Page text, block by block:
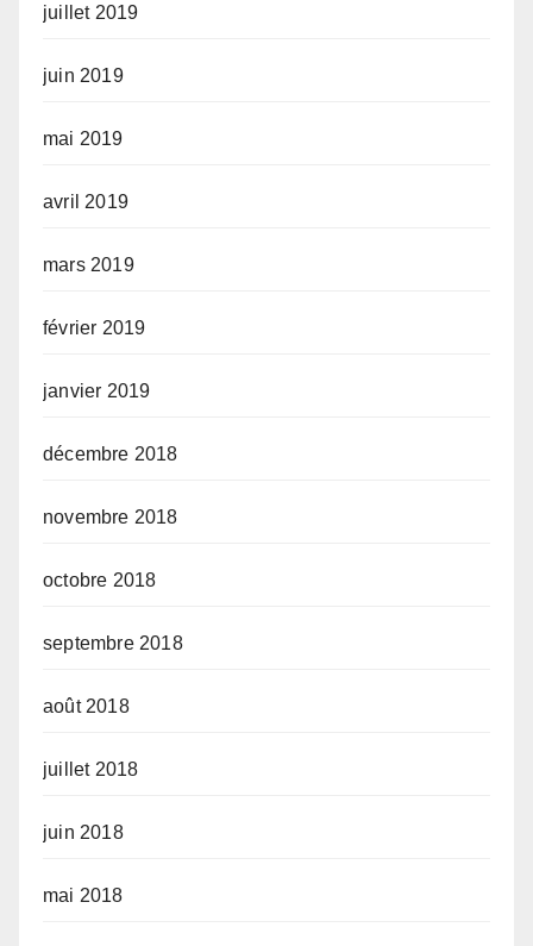
juillet 2019
juin 2019
mai 2019
avril 2019
mars 2019
février 2019
janvier 2019
décembre 2018
novembre 2018
octobre 2018
septembre 2018
août 2018
juillet 2018
juin 2018
mai 2018